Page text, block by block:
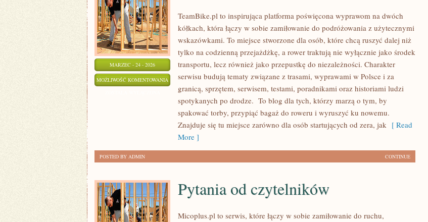
MARZEC - 24 - 2026
MOŻLIWOŚĆ KOMENTOWANIA TECHNIKA
SERWIS
PODRÓŻY
TeamBike.pl to inspirująca platforma poświęcona wyprawom na dwóch
kółkach, która łączy w sobie zamiłowanie do podróżowania z użytecznymi
wskazówkami. To miejsce stworzone dla osób, które chcą ruszyć dalej niż
tylko na codzienną przejażdżkę, a rower traktują nie wyłącznie jako środek
transportu, lecz również jako przepustkę do niezależności. Charakter
serwisu budują tematy związane z trasami, wyprawami w Polsce i za
granicą, sprzętem, serwisem, testami, poradnikami oraz historiami ludzi
spotykanych po drodze. To blog dla tych, którzy marzą o tym, by
spakować torby, przypiąć bagaż do roweru i wyruszyć ku nowemu.
Znajduje się tu miejsce zarówno dla osób startujących od zera, jak [ Read
More ]
CONTINUE
POSTED BY ADMIN
Pytania od czytelników
Micoplus.pl to serwis, które łączy w sobie zamiłowanie do ruchu,